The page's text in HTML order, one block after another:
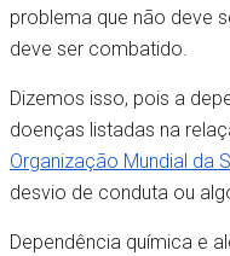
problema que não deve
deve ser combatido.
Dizemos isso, pois a
doenças listadas na
Organização Mundial da
desvio de conduta ou
Dependência química e